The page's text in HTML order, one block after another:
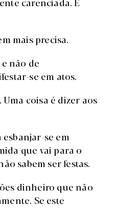
mais precisa.
não de
se em atos.
coisa é dizer aos
se em
que vai para o
sabem ser festas.
dinheiro que não
Se este